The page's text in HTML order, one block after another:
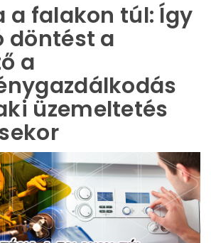
a falakon túl: Így
döntést a
a
üzemeltetés